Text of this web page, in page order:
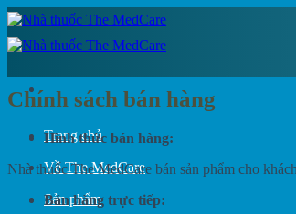
Bỏ
qua
nội
Trang chủ
Về The MedCare
Sản phẩm
Chính sách bán hàng
Hình thức bán hàng:
Nhà thuốc The MedCare bán sản phẩm cho
Bán hàng trực tiếp: